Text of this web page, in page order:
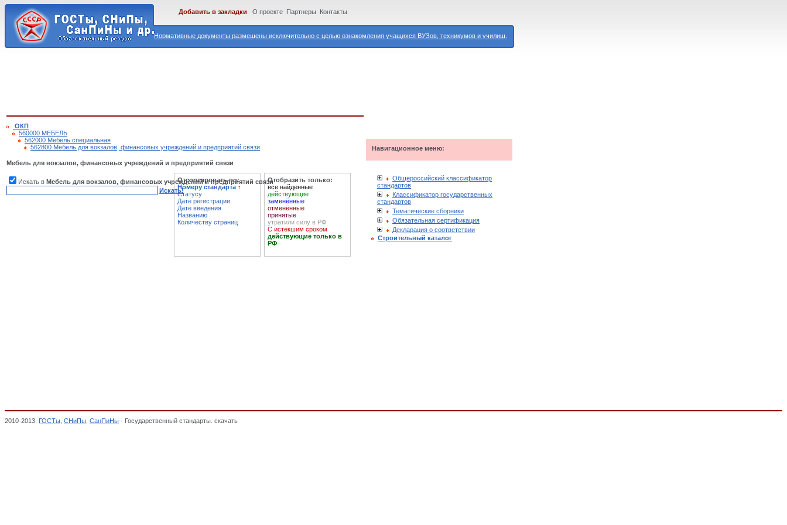
Нормативные документы размещены исключительно с целью ознакомления учащихся ВУЗов, техникумов и училищ.
Добавить в закладки О проекте Партнеры Контакты
ОКП
560000 МЕБЕЛЬ
562000 Мебель специальная
562800 Мебель для вокзалов, финансовых учреждений и предприятий связи
Мебель для вокзалов, финансовых учреждений и предприятий связи
Искать в Мебель для вокзалов, финансовых учреждений и предприятий связи
Искать!
Отсортировать по:
Номеру стандарта ↑
Статусу
Дате регистрации
Дате введения
Названию
Количеству страниц
Отобразить только:
все найденные
действующие
заменённые
отменённые
принятые
утратили силу в РФ
С истекшим сроком
действующие только в
РФ
Навигационное меню:
Общероссийский классификатор
стандартов
Классификатор государственных
стандартов
Тематические сборники
Обязательная сертификация
Декларация о соответствии
Строительный каталог
2010-2013. ГОСТы СНиПы СанПиНы - Государственный стандарты. скачать